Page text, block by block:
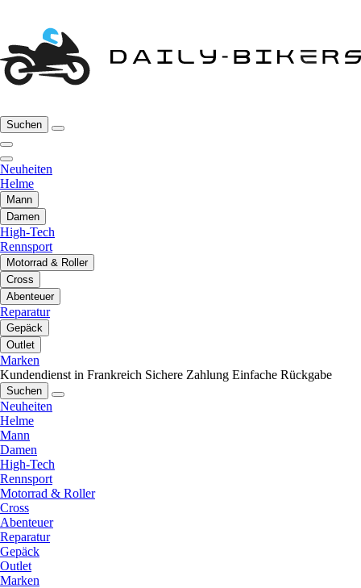
Suchen
Neuheiten
Helme
Mann
Damen
High-Tech
Rennsport
Motorrad & Roller
Cross
Abenteuer
Reparatur
Gepäck
Outlet
Marken
Kundendienst in Frankreich Sichere Zahlung Einfache Rückgabe
Suchen
Neuheiten
Helme
Mann
Damen
High-Tech
Rennsport
Motorrad & Roller
Cross
Abenteuer
Reparatur
Gepäck
Outlet
Marken